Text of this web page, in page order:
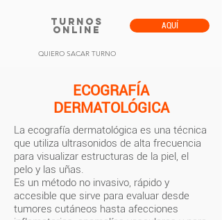
TURNOS
ONLINE AQUÍ
QUIERO SACAR TURNO
ECOGRAFÍA
DERMATOLÓGICA
La ecografía dermatológica es una técnica
que utiliza ultrasonidos de alta frecuencia
para visualizar estructuras de la piel, el
pelo y las uñas.
Es un método no invasivo, rápido y
accesible que sirve para evaluar desde
tumores cutáneos hasta afecciones